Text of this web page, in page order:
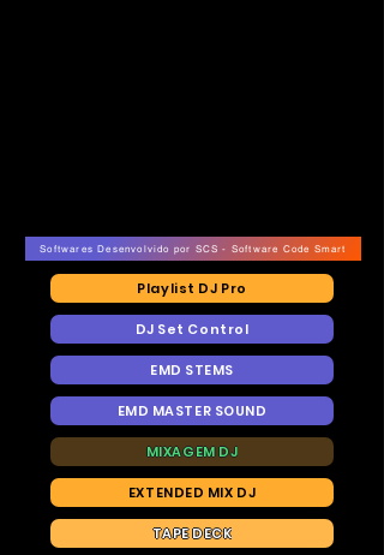
Softwares Desenvolvido por SCS - Software Code Smart
Playlist DJ Pro
DJ Set Control
EMD STEMS
EMD MASTER SOUND
MIXAGEM DJ
EXTENDED MIX DJ
TAPE DECK